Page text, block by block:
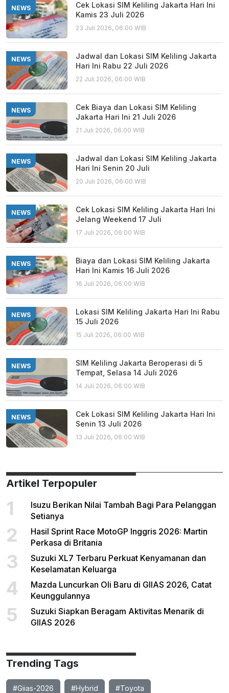
NEWS
Cek Lokasi SIM Keliling Jakarta Hari Ini
Kamis 23 Juli 2026
23 Juli 2026, 06:00 WIB
NEWS
Jadwal dan Lokasi SIM Keliling Jakarta
Hari Ini Rabu 22 Juli 2026
22 Juli 2026, 06:00 WIB
NEWS
Cek Biaya dan Lokasi SIM Keliling
Jakarta Hari Ini 21 Juli 2026
21 Juli 2026, 06:00 WIB
NEWS
Jadwal dan Lokasi SIM Keliling Jakarta
Hari Ini Senin 20 Juli
20 Juli 2026, 06:00 WIB
NEWS
Cek Lokasi SIM Keliling Jakarta Hari Ini
Jelang Weekend 17 Juli
17 Juli 2026, 06:00 WIB
NEWS
Biaya dan Lokasi SIM Keliling Jakarta
Hari Ini Kamis 16 Juli 2026
16 Juli 2026, 06:00 WIB
NEWS
Lokasi SIM Keliling Jakarta Hari Ini Rabu
15 Juli 2026
15 Juli 2026, 06:00 WIB
NEWS
SIM Keliling Jakarta Beroperasi di 5
Tempat, Selasa 14 Juli 2026
14 Juli 2026, 06:00 WIB
NEWS
Cek Lokasi SIM Keliling Jakarta Hari Ini
Senin 13 Juli 2026
13 Juli 2026, 06:00 WIB
Artikel Terpopuler
1
Isuzu Berikan Nilai Tambah Bagi Para Pelanggan
Setianya
2
Hasil Sprint Race MotoGP Inggris 2026: Martin
Perkasa di Britania
3
Suzuki XL7 Terbaru Perkuat Kenyamanan dan
Keselamatan Keluarga
4
Mazda Luncurkan Oli Baru di GIIAS 2026, Catat
Keunggulannya
5
Suzuki Siapkan Beragam Aktivitas Menarik di
GIIAS 2026
Trending Tags
#Giias-2026 #Hybrid #Toyota